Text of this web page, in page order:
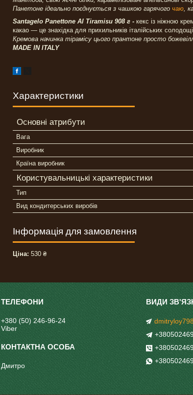
Панетоне ідеально поєднується з чашкою гарячого чаю,
Santagelo Panettone Al Tiramisu 908 г - кекс із ніжною
какао — це знахідка для прихильників італійських
Кремова начинка тірамісу цього прантоне просто
MADE IN ITALY
Характеристики
Основні атрибути
Вага
Виробник
Країна виробник
Користувальницькі характеристики
Тип
Вид кондитерських виробів
Інформація для замовлення
Ціна: 530 ₴
+380 (50) 246-96-24
Viber
Дмитро